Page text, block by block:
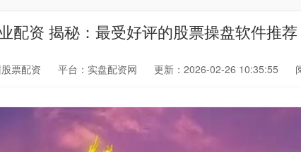
配资 揭秘：最受好评的股票操盘软件推荐
票配资 平台：实盘配资网 更新：2026-02-26 10:35:55